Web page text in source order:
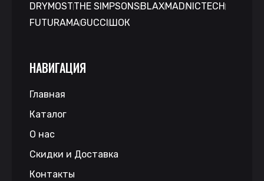
DRYMOSTTHE SIMPSONS BLAXMAD NICTECH
FUTURAMAGUCCI ШОК
НАВИГАЦИЯ
Главная
Каталог
О нас
Скидки и Доставка
Контакты